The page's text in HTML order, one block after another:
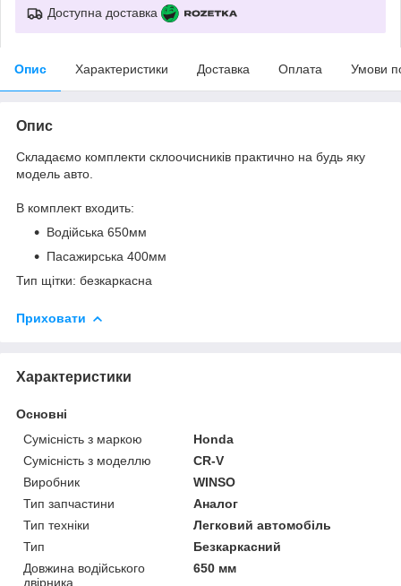
Доступна доставка
Опис Характеристики Доставка Оплата Умови
Опис
Складаємо комплекти склоочисників практично на будь яку
модель авто.
В комплект входить:
Водійська 650мм
Пасажирська 400мм
Тип щітки: безкаркасна
Приховати
Характеристики
Основні
Сумісність з маркою
Honda
Сумісність з моделлю
CR-V
Виробник
WINSO
Тип запчастини
Аналог
Тип техніки
Легковий автомобіль
Тип
Безкаркасний
Довжина водійського
двірника
650 мм